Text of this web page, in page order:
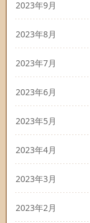
2023年9月
2023年8月
2023年7月
2023年6月
2023年5月
2023年4月
2023年3月
2023年2月